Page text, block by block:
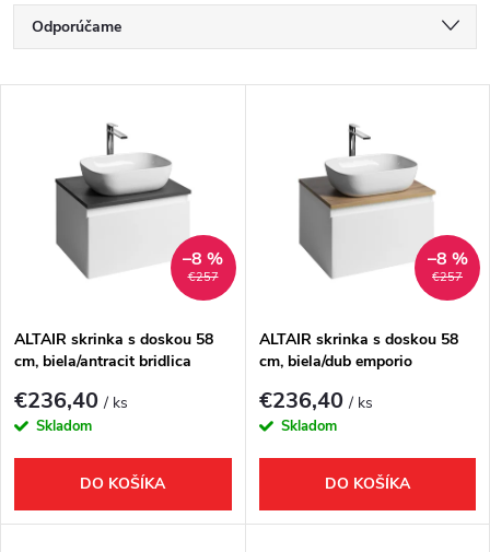
R
a
e
p
r
o
Odporúčame
Najpredávanejšie
Abecedne
s
p
r
€257
–8 %
ALTAIR skrinka s doskou 58
cm, biela/antracit bridlica
€236,40/ ks
Skladom
DO KOŠÍKA
€257
–8 %
ALTAIR skrinka s doskou 58
cm, biela/dub emporio
€236,40/ ks
Skladom
DO KOŠÍKA